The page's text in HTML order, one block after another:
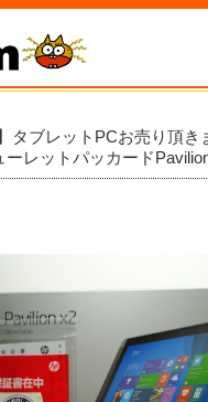
】タブレットPCお売り頂
ーレットパッカード